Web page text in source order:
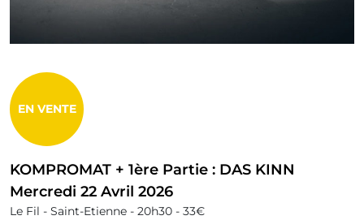
EN VENTE
KOMPROMAT + 1ère Partie : DAS KINN
Mercredi 22 Avril 2026
Le Fil - Saint-Etienne - 20h30 - 33€